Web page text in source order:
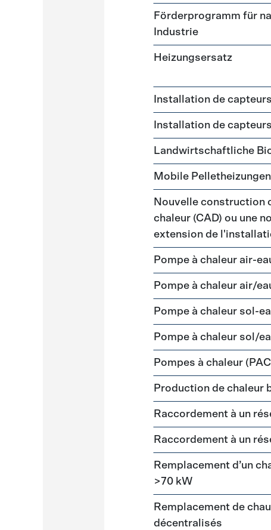
Förderprogramm für
Industrie
Heizungsersatz
Installation de
Installation de
Landwirtschaftliche
Mobile Pelletheizungen
Nouvelle construction
chaleur (CAD) ou une
extension de
Pompe à chaleur air-
Pompe à chaleur air/
Pompe à chaleur sol-
Pompe à chaleur sol/
Pompes à chaleur
Production de chaleur
Raccordement à un
Raccordement à un
Remplacement d’un
>70 kW
Remplacement de
décentralisés